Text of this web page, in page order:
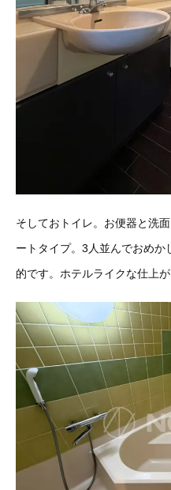
そしておトイレ。お便器と洗
ートタイプ。3人並んでおめか
的です。ホテルライクな仕上が